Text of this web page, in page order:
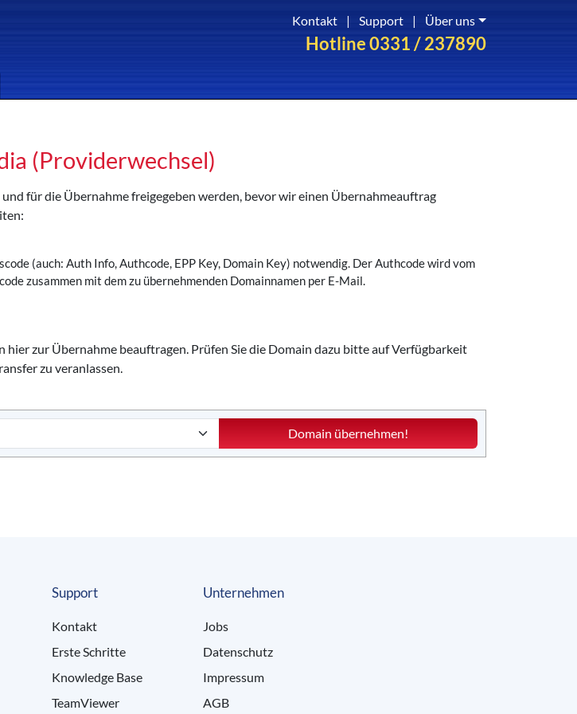
Hotline 0331 / 237890
Kontakt | Support | Über uns
(Providerwechsel)
für die Übernahme freigegeben werden, bevor wir einen Übernahmeauftrag
(auch: Auth Info, Authcode, EPP Key, Domain Key) notwendig. Der Authcode wird vom
zusammen mit dem zu übernehmenden Domainnamen per E-Mail.
zur Übernahme beauftragen. Prüfen Sie die Domain dazu bitte auf Verfügbarkeit
zu veranlassen.
Domain übernehmen!
Support
Kontakt
Erste Schritte
Knowledge Base
TeamViewer
Unternehmen
Jobs
Datenschutz
Impressum
AGB